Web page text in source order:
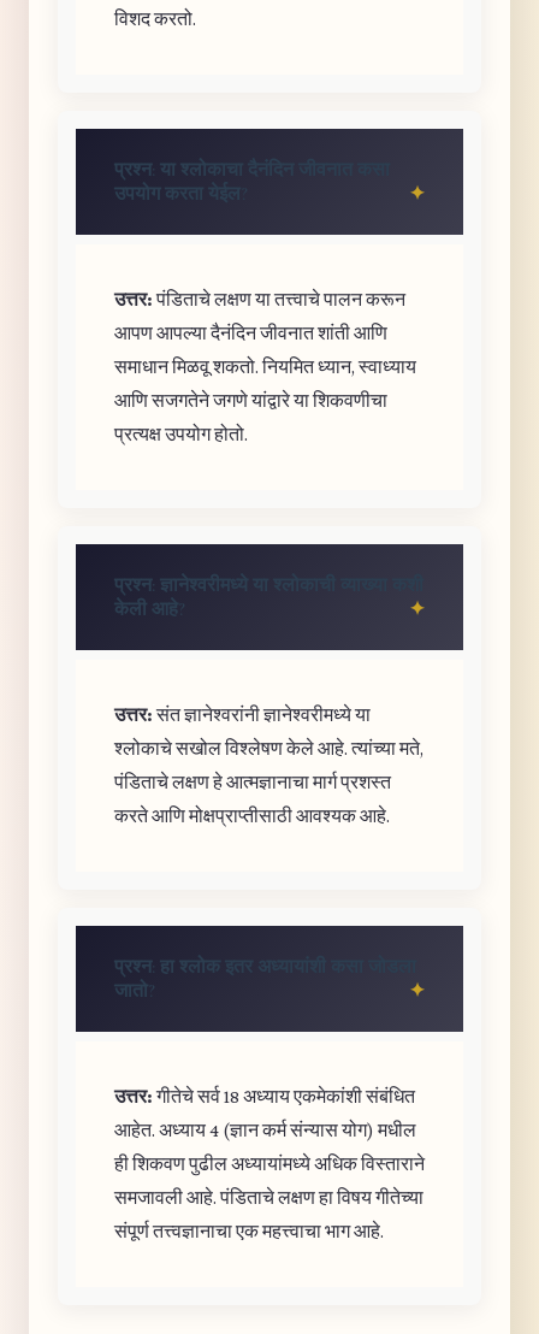
विशद करतो.
प्रश्न: या श्लोकाचा दैनंदिन जीवनात कसा
उपयोग करता येईल?
उत्तर:पंडिताचे लक्षण या तत्त्वाचे पालन करून
आपण आपल्या दैनंदिन जीवनात शांती आणि
समाधान मिळवू शकतो. नियमित ध्यान, स्वाध्याय
आणि सजगतेने जगणे यांद्वारे या शिकवणीचा
प्रत्यक्ष उपयोग होतो.
प्रश्न: ज्ञानेश्वरीमध्ये या श्लोकाची व्याख्या कशी
केली आहे?
उत्तर:संत ज्ञानेश्वरांनी ज्ञानेश्वरीमध्ये या
श्लोकाचे सखोल विश्लेषण केले आहे. त्यांच्या मते,
पंडिताचे लक्षण हे आत्मज्ञानाचा मार्ग प्रशस्त
करते आणि मोक्षप्राप्तीसाठी आवश्यक आहे.
प्रश्न: हा श्लोक इतर अध्यायांशी कसा जोडला
जातो?
उत्तर:गीतेचे सर्व 18 अध्याय एकमेकांशी संबंधित
आहेत. अध्याय 4 (ज्ञान कर्म संन्यास योग) मधील
ही शिकवण पुढील अध्यायांमध्ये अधिक विस्ताराने
समजावली आहे. पंडिताचे लक्षण हा विषय गीतेच्या
संपूर्ण तत्त्वज्ञानाचा एक महत्त्वाचा भाग आहे.